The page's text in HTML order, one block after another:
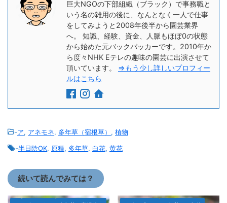
巨大NGOの下部組織（ブラック）で事務職と
いう名の雑用の後に、なんとなく一人で仕事
をしてみようと2008年後半から園芸業界
へ。 知識、経験、資金、人脈もほぼ0の状態
から始めた元バックパッカーです。2010年か
ら度々NHK Eテレの趣味の園芸に出演させて
頂いています。 ⇒もう少し詳しいプロフィー
ルはこちら
-ア, アネモネ, 多年草（宿根草） , 植物
-半日陰OK, 原種, 多年草, 白花, 黄花
続いて読んでみては？